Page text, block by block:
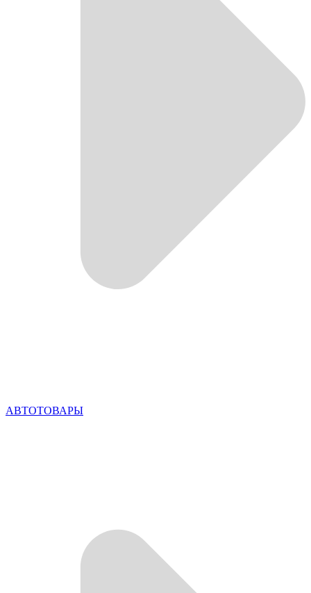
АВТОТОВАРЫ